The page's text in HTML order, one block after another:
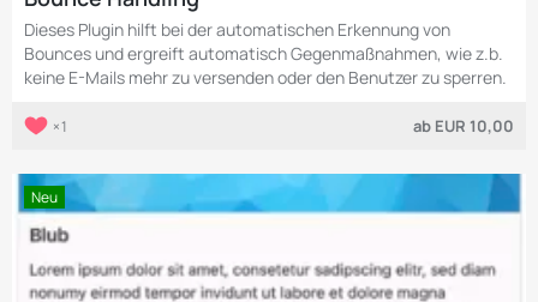
Dieses Plugin hilft bei der automatischen Erkennung von
Bounces und ergreift automatisch Gegenmaßnahmen, wie z.b.
keine E-Mails mehr zu versenden oder den Benutzer zu sperren.
1 ab EUR 10,00
Neu